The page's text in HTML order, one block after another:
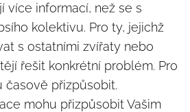
více informací, než se s
kolektivu. Pro ty, jejichž
s ostatními zvířaty nebo
řešit konkrétní problém. Pro
časově přizpůsobit.
mohu přizpůsobit Vašim